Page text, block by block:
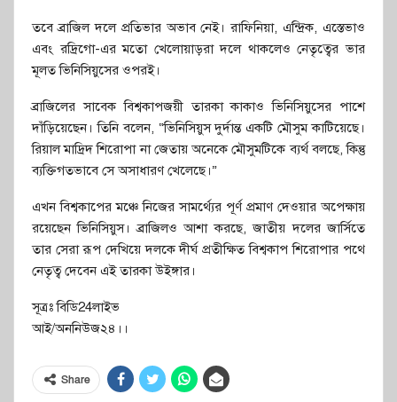
তবে ব্রাজিল দলে প্রতিভার অভাব নেই। রাফিনিয়া, এন্দ্রিক, এস্তেভাও
এবং রদ্রিগো-এর মতো খেলোয়াড়রা দলে থাকলেও নেতৃত্বের ভার
মূলত ভিনিসিয়ুসের ওপরই।
ব্রাজিলের সাবেক বিশ্বকাপজয়ী তারকা কাকাও ভিনিসিয়ুসের পাশে
দাঁড়িয়েছেন। তিনি বলেন, “ভিনিসিয়ুস দুর্দান্ত একটি মৌসুম কাটিয়েছে।
রিয়াল মাদ্রিদ শিরোপা না জেতায় অনেকে মৌসুমটিকে ব্যর্থ বলছে, কিন্তু
ব্যক্তিগতভাবে সে অসাধারণ খেলেছে।”
এখন বিশ্বকাপের মঞ্চে নিজের সামর্থ্যের পূর্ণ প্রমাণ দেওয়ার অপেক্ষায়
রয়েছেন ভিনিসিয়ুস। ব্রাজিলও আশা করছে, জাতীয় দলের জার্সিতে
তার সেরা রূপ দেখিয়ে দলকে দীর্ঘ প্রতীক্ষিত বিশ্বকাপ শিরোপার পথে
নেতৃত্ব দেবেন এই তারকা উইঙ্গার।
সূত্রঃ বিডি24লাইভ
আই/অননিউজ২৪।।
Share